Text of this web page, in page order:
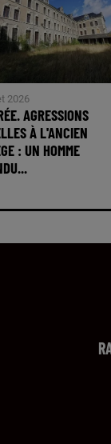
2026
AGRESSIONS
À L'ANCIEN
: UN HOMME